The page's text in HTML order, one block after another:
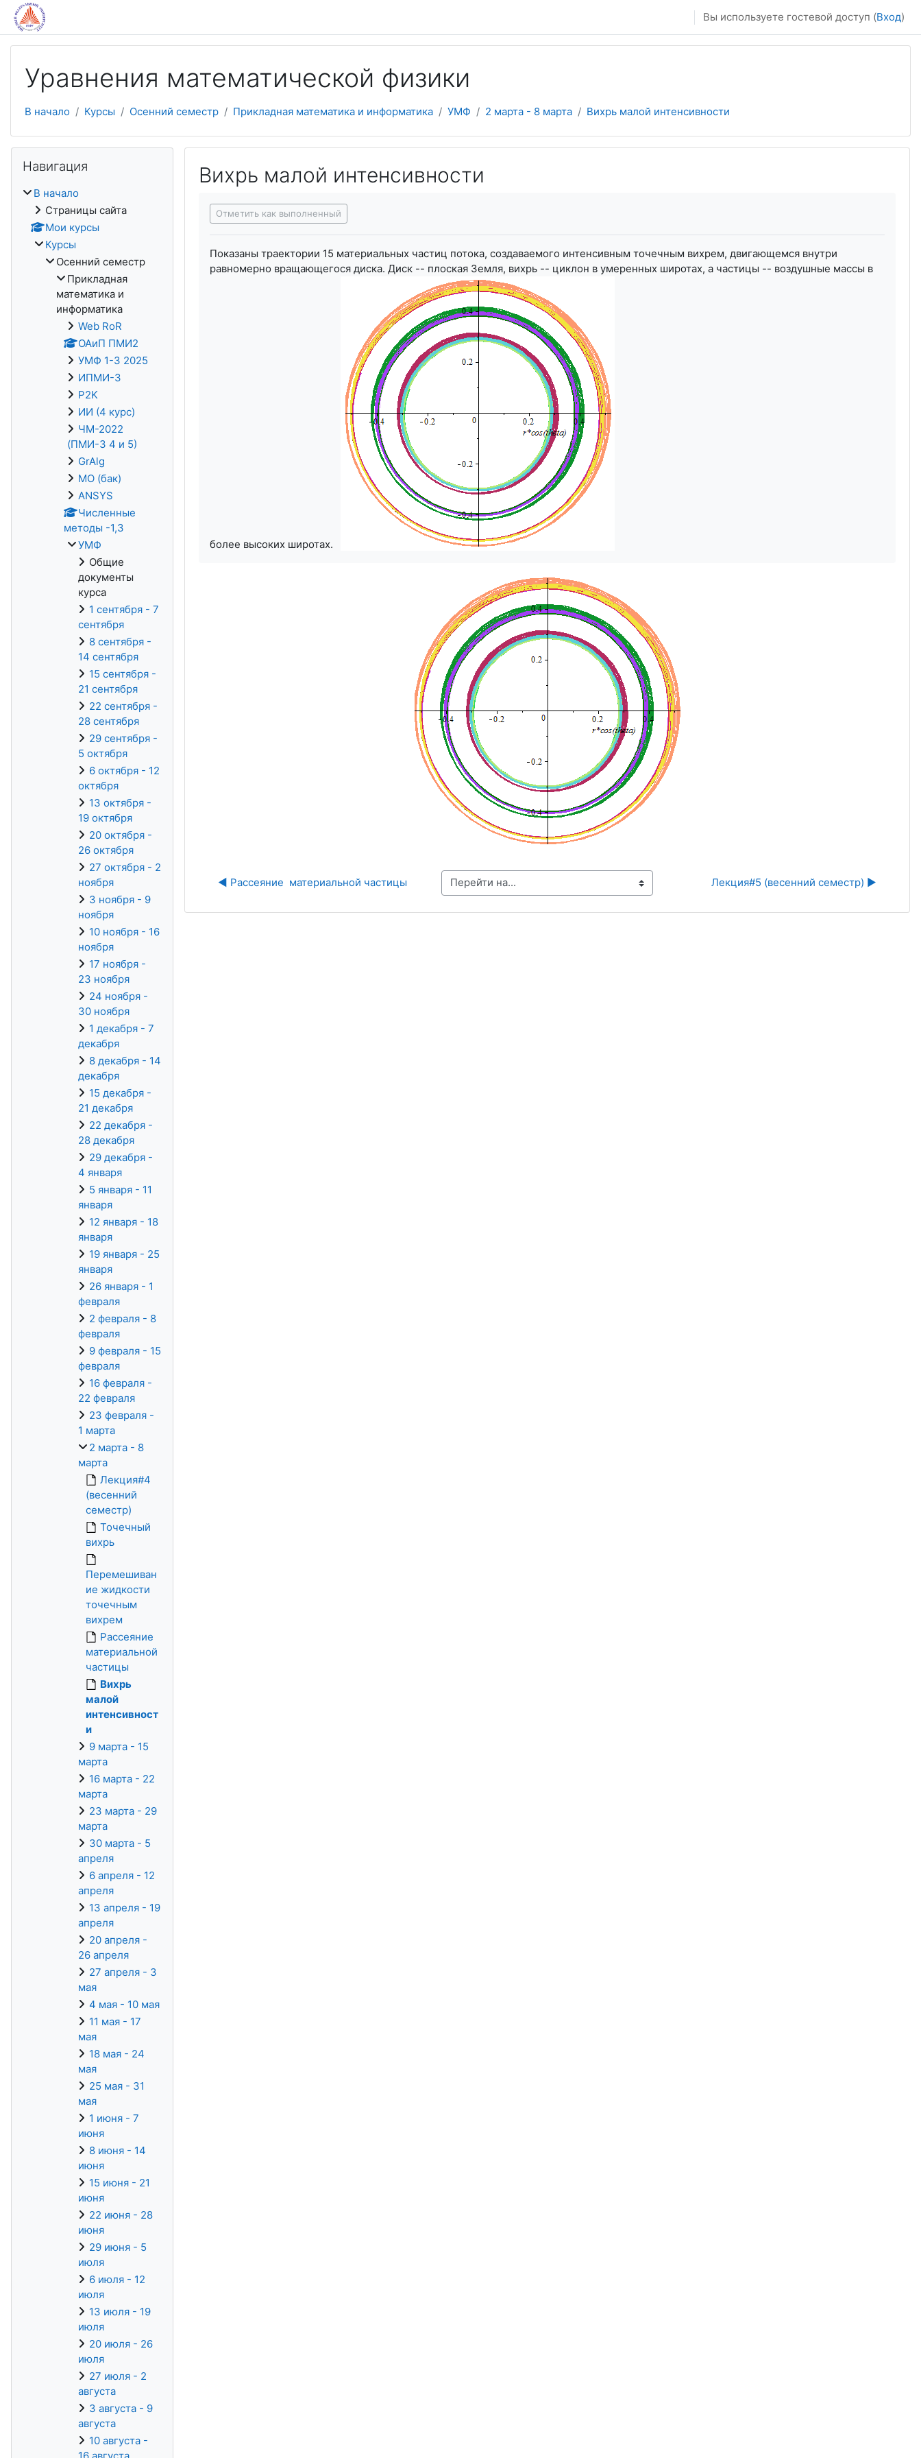
Перейти к основному содержанию
Вы используете гостевой доступ (Вход)
Уравнения математической физики
В начало Курсы Осенний семестр Прикладная математика и информатика УМФ 2 марта - 8 марта Вихрь малой интенсивности
Вихрь малой интенсивности
Отметить как выполненный
Показаны траектории 15 материальных частиц потока, создаваемого интенсивным точечным вихрем, двигающемся внутри
равномерно вращающегося диска. Диск -- плоская Земля, вихрь -- циклон в умеренных широтах, а частицы -- воздушные массы в
более высоких широтах.
◀︎ Рассеяние  материальной частицы Перейти на... Лекция#5 (весенний семестр) ▶︎
Навигация
В начало
Страницы сайта
Мои курсы
Курсы
Осенний семестр
Прикладная
математика и
информатика
Web RoR
ОАиП ПМИ2
УМФ 1-3 2025
ИПМИ-3
P2K
ИИ (4 курс)
ЧМ-2022
(ПМИ-3 4 и 5)
GrAlg
МО (бак)
ANSYS
Численные
методы -1,3
УМФ
Общие
документы
курса
1 сентября - 7
сентября
8 сентября -
14 сентября
15 сентября -
21 сентября
22 сентября -
28 сентября
29 сентября -
5 октября
6 октября - 12
октября
13 октября -
19 октября
20 октября -
26 октября
27 октября - 2
ноября
3 ноября - 9
ноября
10 ноября - 16
ноября
17 ноября -
23 ноября
24 ноября -
30 ноября
1 декабря - 7
декабря
8 декабря - 14
декабря
15 декабря -
21 декабря
22 декабря -
28 декабря
29 декабря -
4 января
5 января - 11
января
12 января - 18
января
19 января - 25
января
26 января - 1
февраля
2 февраля - 8
февраля
9 февраля - 15
февраля
16 февраля -
22 февраля
23 февраля -
1 марта
2 марта - 8
марта
Лекция#4
(весенний
семестр)
Точечный
вихрь
Перемешиван
ие жидкости
точечным
вихрем
Рассеяние
материальной
частицы
Вихрь
малой
интенсивност
и
9 марта - 15
марта
16 марта - 22
марта
23 марта - 29
марта
30 марта - 5
апреля
6 апреля - 12
апреля
13 апреля - 19
апреля
20 апреля -
26 апреля
27 апреля - 3
мая
4 мая - 10 мая
11 мая - 17
мая
18 мая - 24
мая
25 мая - 31
мая
1 июня - 7
июня
8 июня - 14
июня
15 июня - 21
июня
22 июня - 28
июня
29 июня - 5
июля
6 июля - 12
июля
13 июля - 19
июля
20 июля - 26
июля
27 июля - 2
августа
3 августа - 9
августа
10 августа -